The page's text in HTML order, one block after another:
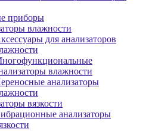
приборы
влажности
для анализаторов
влажности
анализаторы
вязкости
анализаторы